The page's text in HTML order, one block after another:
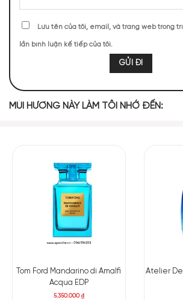
TOP NOTES
Húng Quế Hoa Oải
Lưu tên của tôi, email, và trang web trong
lần bình luận kế tiếp của tôi.
MÙI HƯƠNG NÀY LÀM TÔI NHỚ ĐẾN:
Tom Ford Mandarino di Amalfi
Acqua EDP
5.350.000₫
Atelier